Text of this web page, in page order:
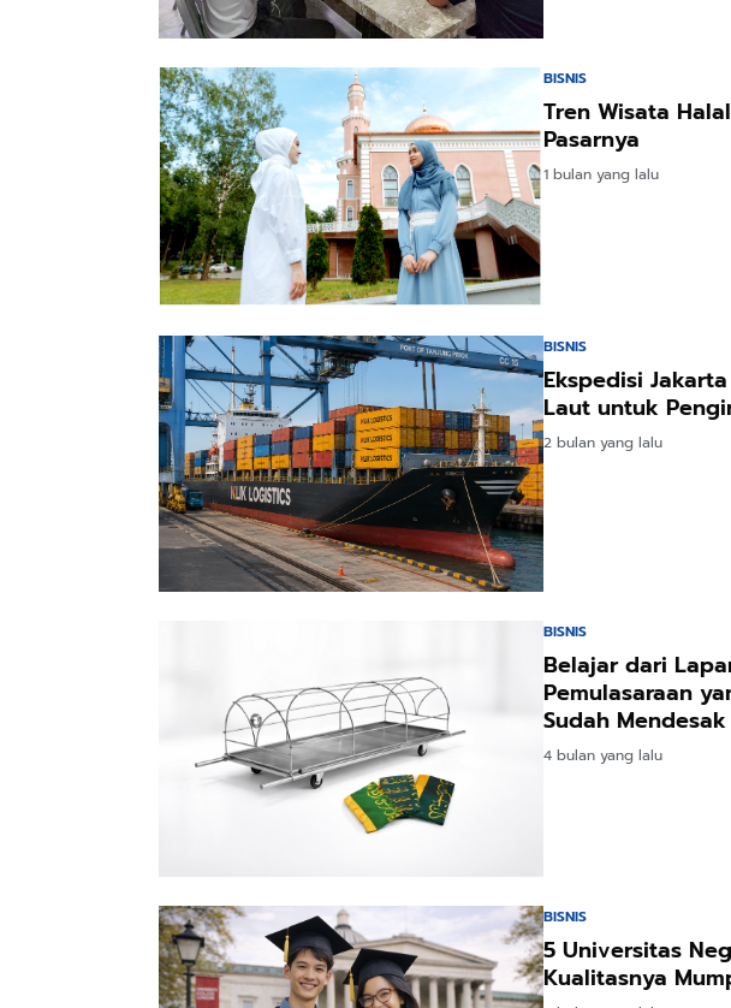
BISNIS
Tren Wisata
Pasarnya
1 bulan yang lalu
BISNIS
Ekspedisi
Laut untuk
2 bulan yang lalu
BISNIS
Belajar dari
Pemulasaraan
Sudah Mendesak
4 bulan yang lalu
BISNIS
5 Universitas
Kualitasnya